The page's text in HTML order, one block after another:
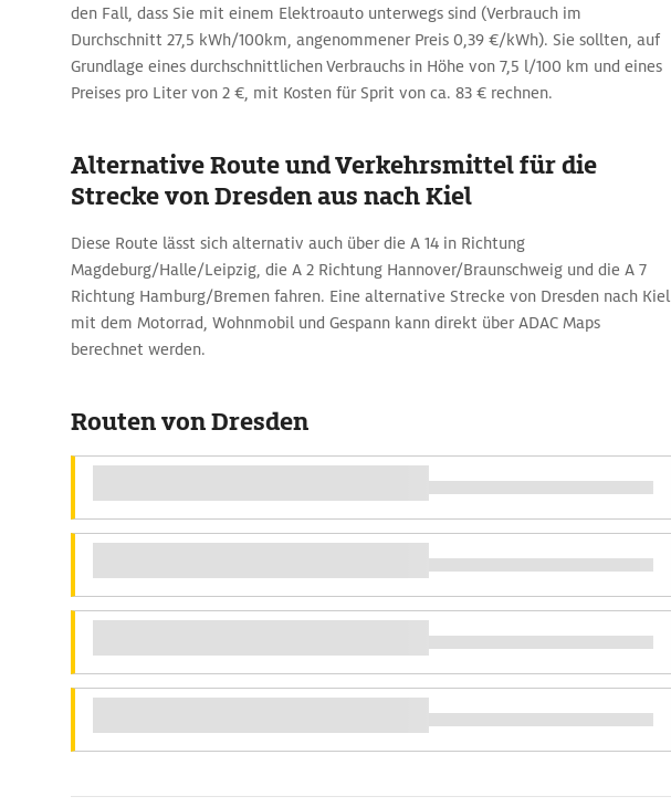
den Fall, dass Sie mit einem Elektroauto unterwegs sind (Verbrauch im
Durchschnitt 27,5 kWh/100km, angenommener Preis 0,39 €/kWh). Sie sollten, auf
Grundlage eines durchschnittlichen Verbrauchs in Höhe von 7,5 l/100 km und eines
Preises pro Liter von 2 €, mit Kosten für Sprit von ca. 83 € rechnen.
Alternative Route und Verkehrsmittel für die
Strecke von Dresden aus nach Kiel
Diese Route lässt sich alternativ auch über die A 14 in Richtung
Magdeburg/Halle/Leipzig, die A 2 Richtung Hannover/Braunschweig und die A 7
Richtung Hamburg/Bremen fahren. Eine alternative Strecke von Dresden nach Kiel
mit dem Motorrad, Wohnmobil und Gespann kann direkt über ADAC Maps
berechnet werden.
Routen von Dresden